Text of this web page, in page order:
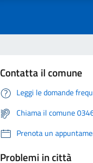
Contatta il comune
Leggi le domande
Chiama il comune
Prenota un
Problemi in città